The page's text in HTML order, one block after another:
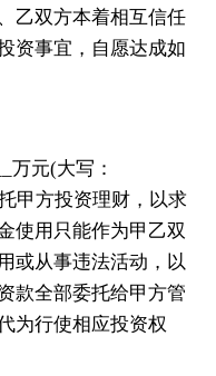
乙双方本着相互信任
资事宜，自愿达成如
万元(大写：
甲方投资理财，以求
使用只能作为甲乙双
或从事违法活动，以
款全部委托给甲方管
为行使相应投资权